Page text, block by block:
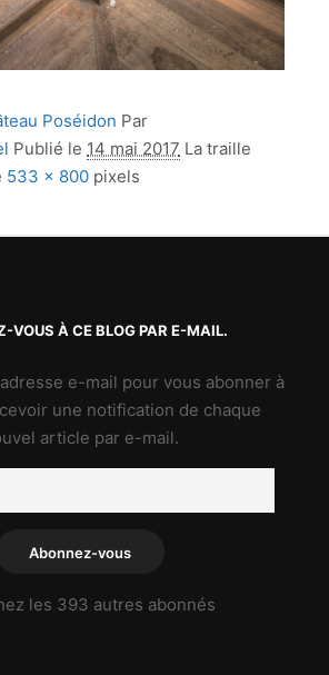
Poséidon Par
Publié le 14 mai 2017 La traille
533 × 800 pixels
VOUS À CE BLOG PAR E-MAIL.
e-mail pour vous abonner à
une notification de chaque
article par e-mail.
Abonnez-vous
les 393 autres abonnés